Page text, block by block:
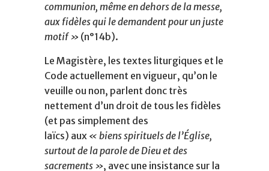
communion, même en dehors de la messe,
aux fidèles qui le demandent pour un juste
motif » (n°14b).
Le Magistère, les textes liturgiques et le
Code actuellement en vigueur, qu’on le
veuille ou non, parlent donc très
nettement d’un droit de tous les fidèles
(et pas simplement des
laïcs) aux « biens spirituels de l’Église,
surtout de la parole de Dieu et des
sacrements », avec une insistance sur la